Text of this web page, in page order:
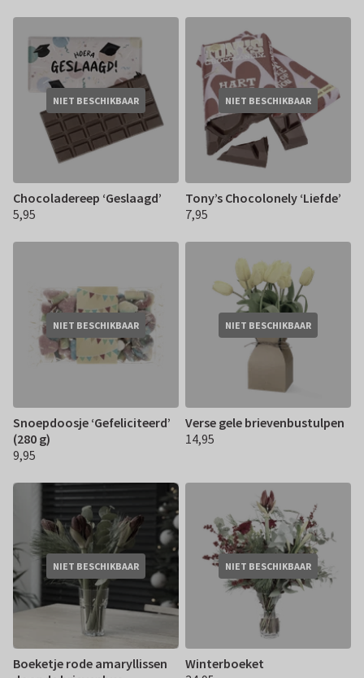
NIET BESCHIKBAAR
Chocoladereep ‘Geslaagd’
€ 5,95
5,95
NIET BESCHIKBAAR
Tony’s Chocolonely ‘Liefde’
€ 7,95
7,95
NIET BESCHIKBAAR
Snoepdoosje ‘Gefeliciteerd’
(280 g)
€ 9,95
9,95
NIET BESCHIKBAAR
Verse gele brievenbustulpen
€ 14,95
14,95
NIET BESCHIKBAAR
Boeketje rode amaryllissen
NIET BESCHIKBAAR
Winterboeket